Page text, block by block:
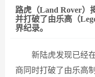
路虎（Land Rover）
并打破了由乐高（
界纪录。
新陆虎发现已经
商同时打破了由乐高